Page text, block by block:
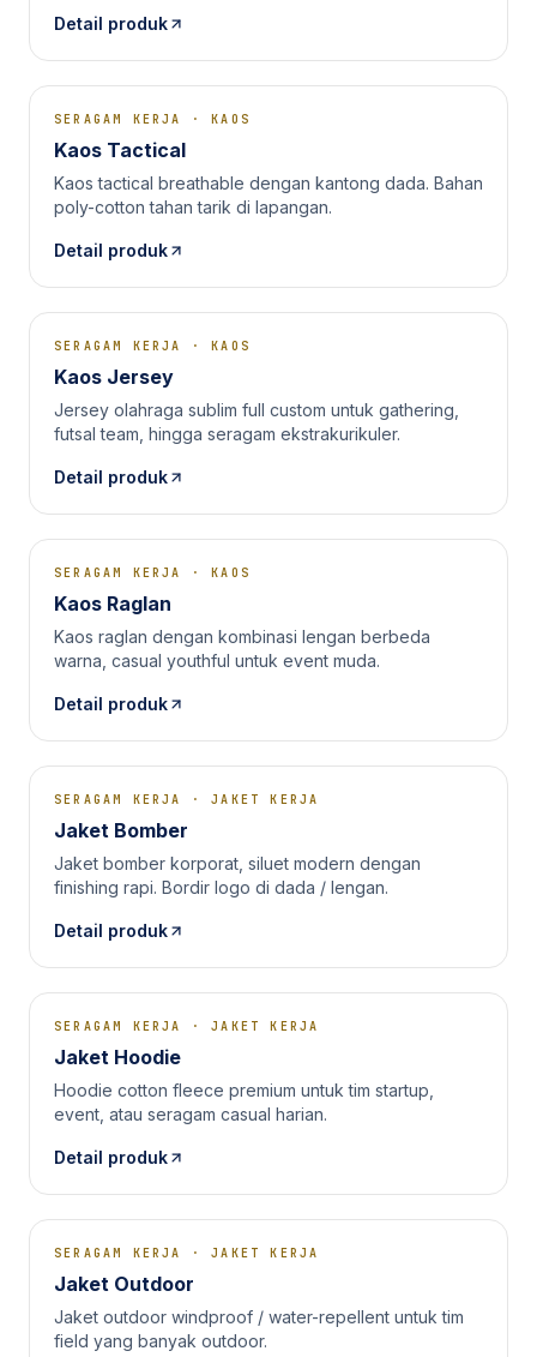
Detail produk
SERAGAM KERJA ·KAOS
Kaos Tactical
Kaos tactical breathable dengan kantong dada. Bahan
poly-cotton tahan tarik di lapangan.
Detail produk
SERAGAM KERJA ·KAOS
Kaos Jersey
Jersey olahraga sublim full custom untuk gathering,
futsal team, hingga seragam ekstrakurikuler.
Detail produk
SERAGAM KERJA ·KAOS
Kaos Raglan
Kaos raglan dengan kombinasi lengan berbeda
warna, casual youthful untuk event muda.
Detail produk
SERAGAM KERJA ·JAKET KERJA
Jaket Bomber
Jaket bomber korporat, siluet modern dengan
finishing rapi. Bordir logo di dada / lengan.
Detail produk
SERAGAM KERJA ·JAKET KERJA
Jaket Hoodie
Hoodie cotton fleece premium untuk tim startup,
event, atau seragam casual harian.
Detail produk
SERAGAM KERJA ·JAKET KERJA
Jaket Outdoor
Jaket outdoor windproof / water-repellent untuk tim
field yang banyak outdoor.